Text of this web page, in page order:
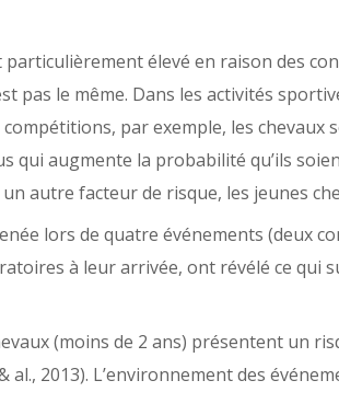
particulièrement élevé en raison des
pas le même. Dans les activités
par exemple, les
qui augmente la probabilité qu’ils
autre facteur de risque, les jeunes
lors de quatre événements (deux
à leur arrivée, ont révélé ce qui
(moins de 2 ans) présentent un
al., 2013). L’environnement des